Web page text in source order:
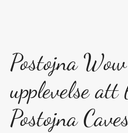
Postojna
upplevelse att
Postojna